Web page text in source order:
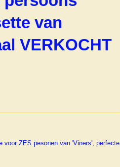
van
VERKOCHT
voor ZES pesonen van 'Viners', perfecte